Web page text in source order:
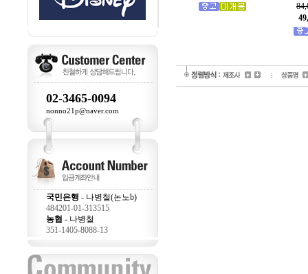
02-3465-0094
nonno21p@naver.com
국민은행 - 나병철(논노b)
484201-01-313515
농협 - 나병철
351-1405-8088-13